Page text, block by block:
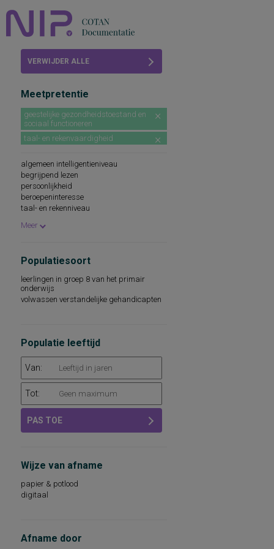
Abonneren
VERWIJDER ALLE
Meetpretentie
geestelijke gezondheidstoestand en
sociaal functioneren
taal- en rekenvaardigheid
algemeen intelligentieniveau
begrijpend lezen
persoonlijkheid
beroepeninteresse
taal- en rekenniveau
spellingsvaardigheid
persoonlijkheidseigenschappen
woordenschat
sociaal-emotioneel functioneren
technische leesvaardigheid
psychopathologie
rekenvaardigheid
technisch lezen
aandacht en concentratie
algemeen capaciteitenniveau
basisvaardigheden op het gebied van
wereldoriëntatie
begrijpend lezen en leesattitude
kwaliteit van leven
leeswoordenschat
persoonlijkheidsdimensies
persoonlijkheidsfactoren
taalbegrip
taalontwikkeling
Meer
Populatiesoort
leerlingen in groep 8 van het primair
onderwijs
volwassen verstandelijke gehandicapten
Populatie leeftijd
Van:
Tot:
PAS TOE
Wijze van afname
papier & potlood
digitaal
Afname door